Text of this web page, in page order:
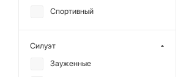
Спортивный
Силуэт
Зауженные